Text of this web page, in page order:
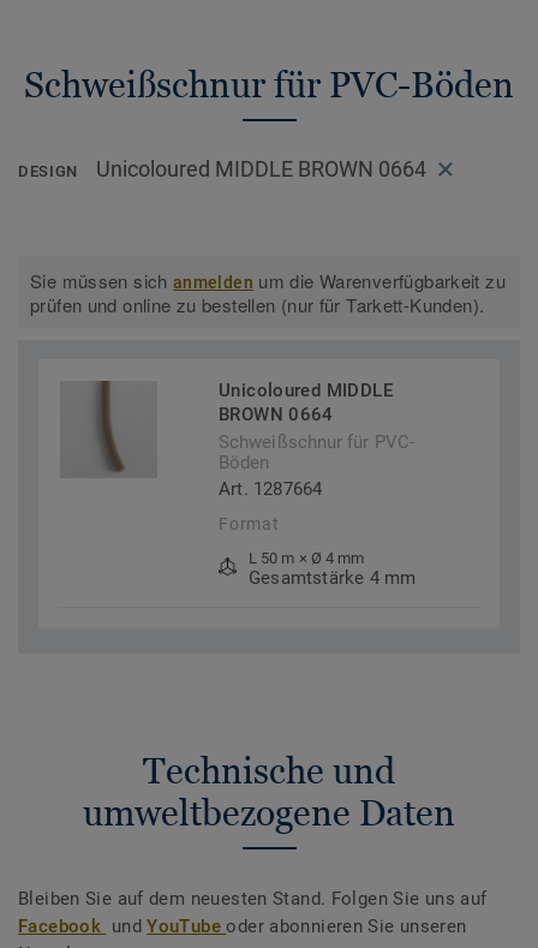
Schweißschnur für PVC-Böden
DESIGN Unicoloured MIDDLE BROWN 0664
Sie müssen sichanmelden um die Warenverfügbarkeit zu
prüfen und online zu bestellen (nur für Tarkett-Kunden).
Unicoloured MIDDLE
BROWN 0664
Schweißschnur für PVC-
Böden
Art. 1287664
Format
L 50 m × Ø 4 mm
Gesamtstärke 4 mm
Technische und
umweltbezogene Daten
Bleiben Sie auf dem neuesten Stand. Folgen Sie uns auf
Facebook undYouTubeoder abonnieren Sie unseren